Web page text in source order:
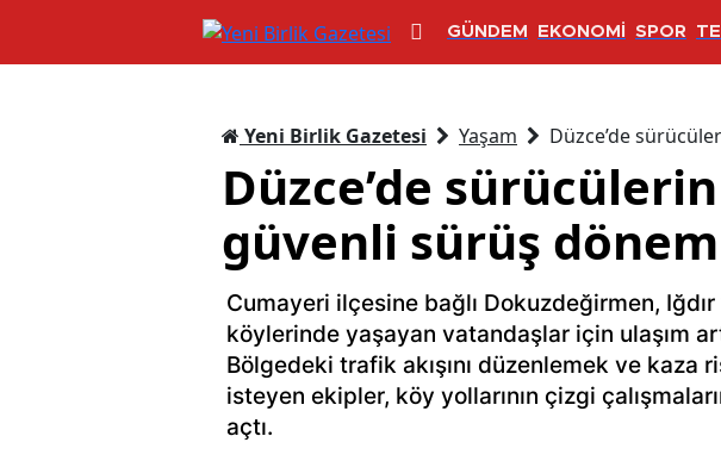
GÜNDEM EKONOMİ SPOR
Yeni Birlik Gazetesi Yaşam Düzce’de
Düzce’de
güvenli sürüş
Cumayeri ilçesine bağlı Dokuzdeğirmen, Iğdır
köylerinde yaşayan vatandaşlar için ulaşım
Bölgedeki trafik akışını düzenlemek ve kaza
isteyen ekipler, köy yollarının çizgi
açtı.